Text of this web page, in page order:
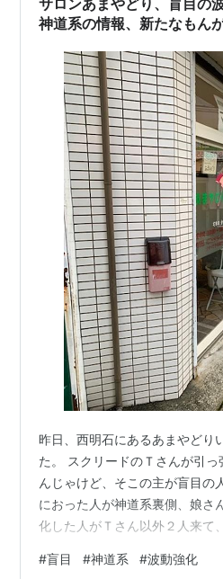
サロンあまやどり、盲目の
神道系の情報、新たなもん
昨日、西明石にあるあまやどり
た。 スクリードのＴさんが引
んじゃけど、そこの主が盲目の
におった人が神道系裏側、娘さ
化した人がＴさん以外２人来て
内輪の話でその人らが妙に盛り
#盲目 #神道系 #波動強化